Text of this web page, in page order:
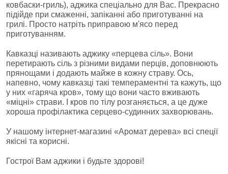
ковбаски-гриль), аджика спеціально для Вас. Прекрасно
підійде при смаженні, запіканні або приготуванні на
грилі. Просто натріть приправою м'ясо перед
приготуванням.
Кавказці називають аджику «перцева сіль». Вони
перетирають сіль з різними видами перців, доповнюють
прянощами і додають майже в кожну страву. Ось,
напевно, чому кавказці такі темпераментні та кажуть, що
у них «гаряча кров», тому що вони часто вживають
«міцні» страви. І кров по тілу розганяється, а це дуже
хороша профілактика серцево-судинних захворювань.
У нашому інтернет-магазині «Аромат дерева» всі спеції
якісні та корисні.
Гострої Вам аджики і будьте здорові!